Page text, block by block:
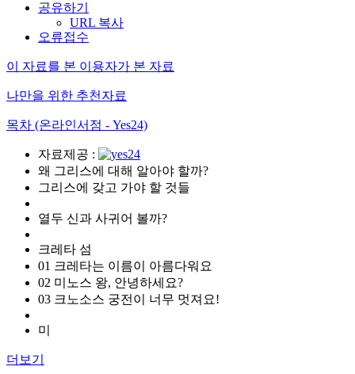
공유하기
URL 복사
오류접수
이 자료를 본 이용자가 본 자료
나만을 위한 추천자료
목차 (온라인서점 - Yes24)
자료제공 :
왜 그리스에 대해 알아야 할까?
그리스에 갖고 가야 할 것들
열두 신과 사귀어 볼까?
크레타 섬
01 크레타는 이름이 아름다워요
02 미노스 왕, 안녕하세요?
03 크노소스 궁전이 너무 멋져요!
미
더보기